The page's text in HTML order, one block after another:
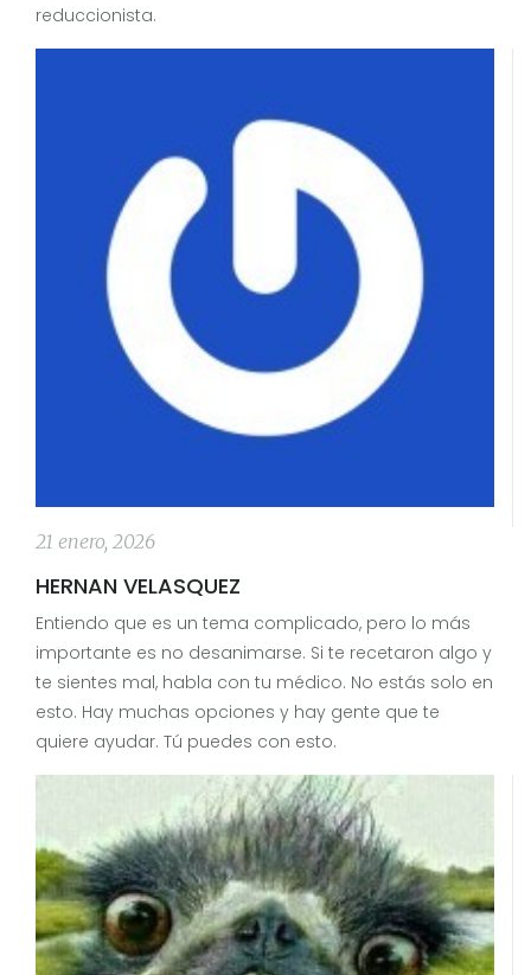
reduccionista.
21 enero, 2026
HERNAN VELASQUEZ
Entiendo que es un tema complicado, pero lo más
importante es no desanimarse. Si te recetaron algo y
te sientes mal, habla con tu médico. No estás solo en
esto. Hay muchas opciones y hay gente que te
quiere ayudar. Tú puedes con esto.